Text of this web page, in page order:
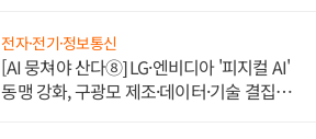
전자·전기·정보통신
[AI 뭉쳐야 산다⑧] LG·엔비디아 '피지컬 AI'
동맹 강화, 구광모 제조·데이터·기술 결집